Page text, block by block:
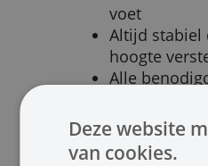
voet
Altijd stabiel
hoogte
Alle
meegeleverd
Deze website
van cookies.